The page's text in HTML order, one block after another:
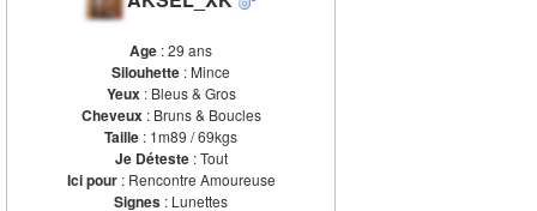
Age : 29 ans
Silouhette : Mince
Yeux : Bleus & Gros
Cheveux : Bruns & Boucles
Taille : 1m89 / 69kgs
Je Déteste: Tout
Ici pour: Rencontre Amoureuse
Signes : Lunettes